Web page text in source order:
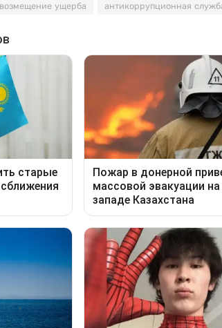
возмещение ущерба антикоррупционная